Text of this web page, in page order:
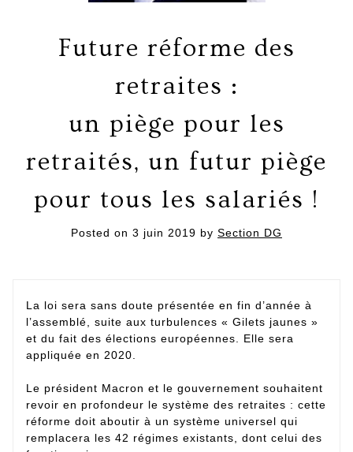
Future réforme des
retraites :
un piège pour les
retraités, un futur piège
pour tous les salariés !
Posted on 3 juin 2019 by Section DG
La loi sera sans doute présentée en fin d’année à
l’assemblé, suite aux turbulences « Gilets jaunes »
et du fait des élections européennes. Elle sera
appliquée en 2020.
Le président Macron et le gouvernement souhaitent
revoir en profondeur le système des retraites : cette
réforme doit aboutir à un système universel qui
remplacera les 42 régimes existants, dont celui des